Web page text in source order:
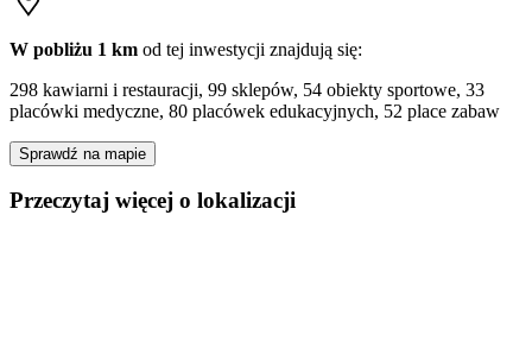
W pobliżu 1 km od tej inwestycji znajdują się:
298 kawiarni i restauracji, 99 sklepów, 54 obiekty sportowe, 33
placówki medyczne, 80 placówek edukacyjnych, 52 place zabaw
Sprawdź na mapie
Przeczytaj więcej o lokalizacji